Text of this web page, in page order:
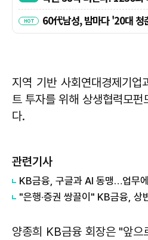
지역 기반 사회연대경제기업
트 투자를 위해 상생협력모
다.
관련기사
KB금융, 구글과 AI 동맹…업무
양종희 KB금융 회장은 "앞으